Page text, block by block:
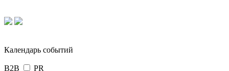
Календарь событий
B2B PR